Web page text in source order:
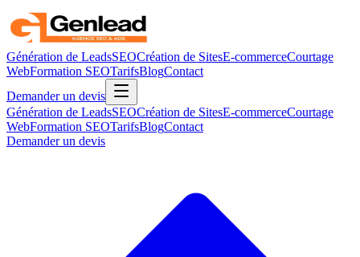
Génération de LeadsSEOCréation de SitesE-commerceCourtage
WebFormation SEOTarifsBlogContact
Demander un devis
Génération de LeadsSEOCréation de SitesE-commerceCourtage
WebFormation SEOTarifsBlogContact
Demander un devis